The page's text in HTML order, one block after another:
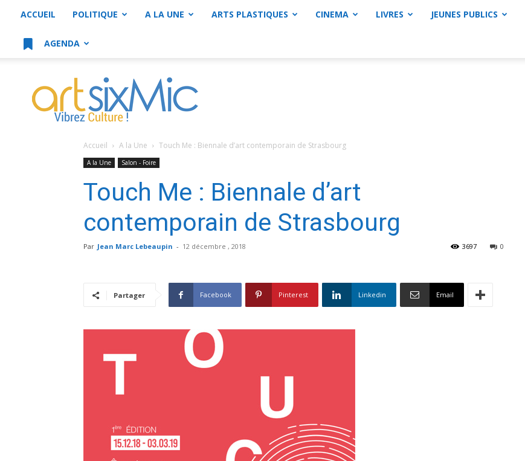
ACCUEIL POLITIQUE A LA UNE ARTS PLASTIQUES CINEMA LIVRES JEUNES PUBLICS
AGENDA
artsixMic
Accueil A la Une Touch Me : Biennale d’art contemporain de Strasbourg
A la Une Salon - Foire
Touch Me : Biennale d’art
contemporain de Strasbourg
Par Jean Marc Lebeaupin - 12 décembre , 2018 0
3697
Partager Facebook Pinterest Linkedin Email